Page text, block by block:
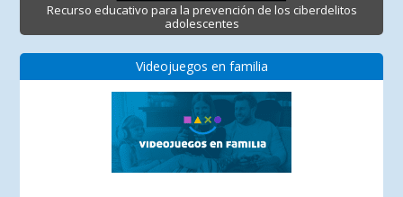
Recurso educativo para la prevención de los ciberdelitos
adolescentes
Videojuegos en familia